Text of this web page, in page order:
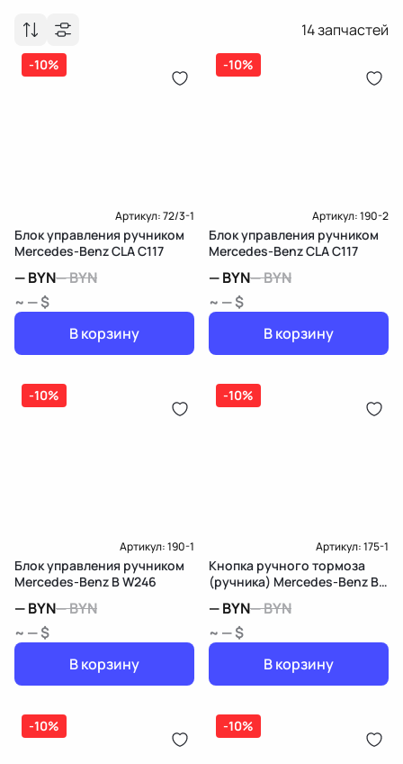
14запчастей
-10%
Артикул:72/3-1
Блок управления ручником
Mercedes-Benz CLA C117
—BYN—BYN
~ — $
В корзину
-10%
Артикул:190-2
Блок управления ручником
Mercedes-Benz CLA C117
—BYN—BYN
~ — $
В корзину
-10%
Артикул:190-1
Блок управления ручником
Mercedes-Benz B W246
—BYN—BYN
~ — $
В корзину
-10%
Артикул:175-1
Кнопка ручного тормоза
(ручника) Mercedes-Benz B
—BYN—BYN
~ — $
В корзину
-10% -10%